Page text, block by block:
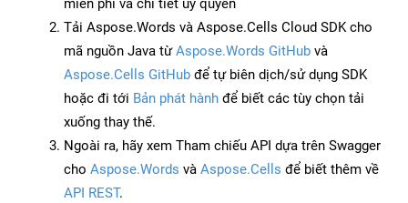
miễn phí và chi tiết ủy quyền
Tải Aspose.Words và Aspose.Cells Cloud SDK cho
mã nguồn Java từAspose.Words GitHub và
Aspose.Cells GitHub để tự biên dịch/sử dụng SDK
hoặc đi tới Bản phát hành để biết các tùy chọn tải
xuống thay thế.
Ngoài ra, hãy xem Tham chiếu API dựa trên Swagger
cho Aspose.Words và Aspose.Cells để biết thêm về
API REST.